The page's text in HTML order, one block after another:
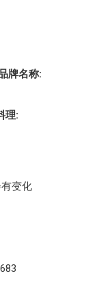
牌名称:
理:
变化